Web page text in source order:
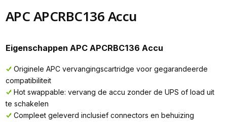
APC APCRBC136 Accu
Eigenschappen APC APCRBC136 Accu
Originele APC vervangingscartridge voor gegarandeerde
compatibiliteit
Hot swappable: vervang de accu zonder de UPS of load uit
te schakelen
Compleet geleverd inclusief connectors en behuizing